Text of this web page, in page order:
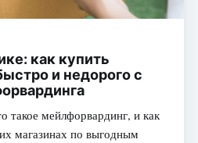
как купить
и недорого с
такое мейлфорвардинг, и как
магазинах по выгодным